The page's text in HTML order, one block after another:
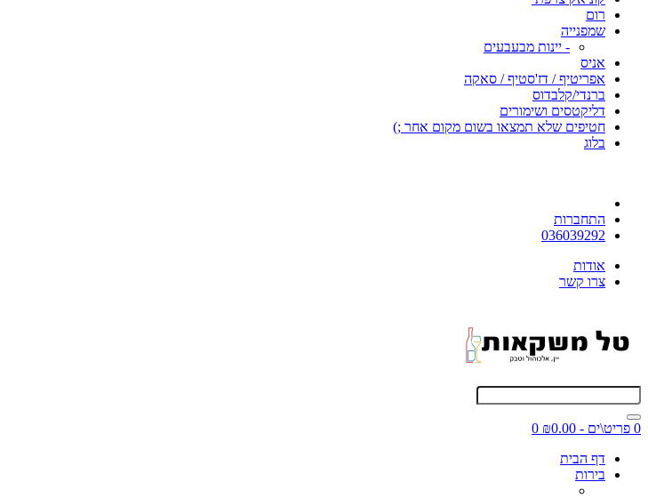
רום
שמפנייה
- יינות מבעבעים
אניס
אפריטיף / דז'סטיף / סאקה
ברנדי/קלבדוס
דליקטסים ושימורים
חטיפים שלא תמצאו בשום מקום אחר ;)
בלוג
התחברות
036039292
אודות
צרו קשר
0 פריט\ים - ₪0.00
0
דף הבית
בירות